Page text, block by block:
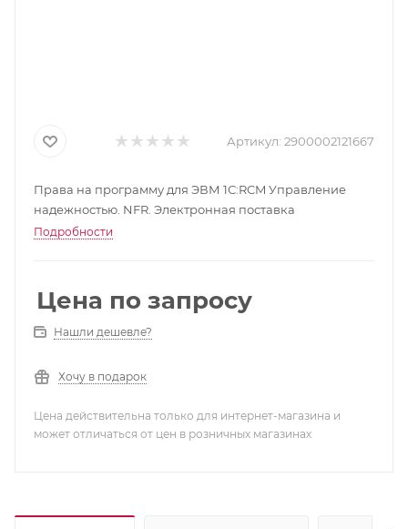
Артикул: 2900002121667
Права на программу для ЭВМ 1С:RCM Управление
надежностью. NFR. Электронная поставка
Подробности
Цена по запросу
Нашли дешевле?
Хочу в подарок
Цена действительна только для интернет-магазина и
может отличаться от цен в розничных магазинах